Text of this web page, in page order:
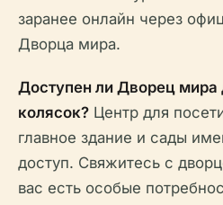
заранее онлайн через
Дворца мира.
Доступен ли Дворец мира
колясок? Центр для
главное здание и сады
доступ. Свяжитесь с
вас есть особые